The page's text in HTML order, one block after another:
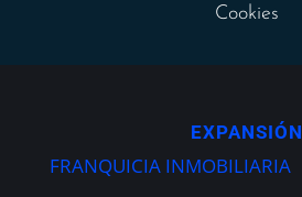
Cookies
EXPANSIÓN
FRANQUICIA INMOBILIARIA